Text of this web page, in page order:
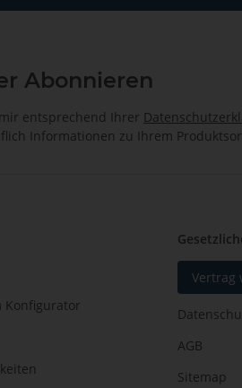
Abonnieren
entsprechend Ihrer
Informationen zu Ihrem
Konfigurator
Vertrag
AGB
Sitemap